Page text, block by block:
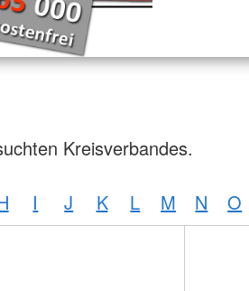
Kreisverbandes.
I J K L M N O